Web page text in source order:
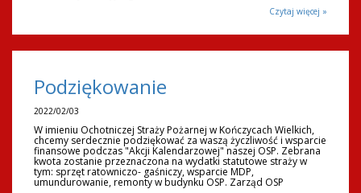
Czytaj więcej »
Podziękowanie
2022/02/03
W imieniu Ochotniczej Straży Pożarnej w Kończycach Wielkich,
chcemy serdecznie podziękować za waszą życzliwość i wsparcie
finansowe podczas "Akcji Kalendarzowej" naszej OSP. Zebrana
kwota zostanie przeznaczona na wydatki statutowe straży w
tym: sprzęt ratowniczo- gaśniczy, wsparcie MDP,
umundurowanie, remonty w budynku OSP. Zarząd OSP